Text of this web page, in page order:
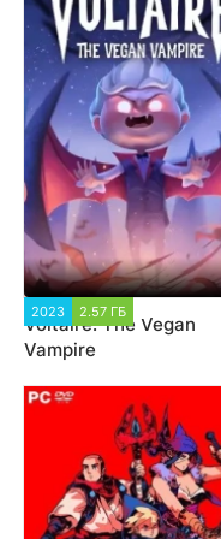
2023 2.57 ГБ
Voltaire: The Vegan
Vampire